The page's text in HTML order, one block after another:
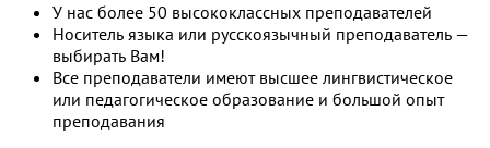
У нас более 50 высококлассных преподавателей
Носитель языка или русскоязычный преподаватель —
выбирать Вам!
Все преподаватели имеют высшее лингвистическое
или педагогическое образование и большой опыт
преподавания